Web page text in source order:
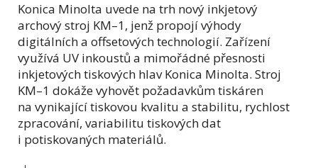
Konica Minolta uvede na trh nový inkjetový
archový stroj KM–1, jenž propojí výhody
digitálních a offsetových technologií. Zařízení
využívá UV inkoustů a mimořádné přesnosti
inkjetových tiskových hlav Konica Minolta. Stroj
KM–1 dokáže vyhovět požadavkům tiskáren
na vynikající tiskovou kvalitu a stabilitu, rychlost
zpracování, variabilitu tiskových dat
i potiskovaných materiálů.